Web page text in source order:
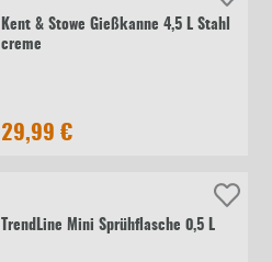
Kent & Stowe Gießkanne 4,5 L Stahl
creme
29,99 €
TrendLine Mini Sprühflasche 0,5 L